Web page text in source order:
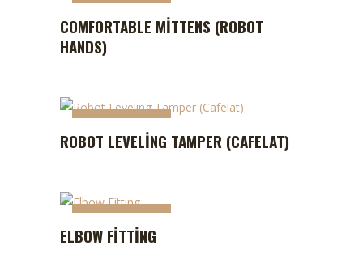
STOKTA YOK
COMFORTABLE MITTENS (ROBOT
HANDS)
STOKTA YOK
ROBOT LEVELING TAMPER (CAFELAT)
STOKTA YOK
ELBOW FITTING